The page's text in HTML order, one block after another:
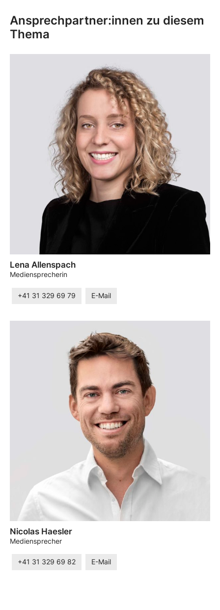
Ansprechpartner:innen zu diesem
Thema
Lena Allenspach
Mediensprecherin
+41 31 329 69 79 E-Mail
Nicolas Haesler
Mediensprecher
+41 31 329 69 82 E-Mail